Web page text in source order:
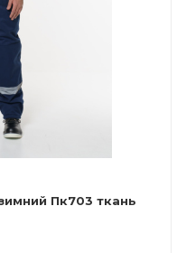
Пк703 ткань